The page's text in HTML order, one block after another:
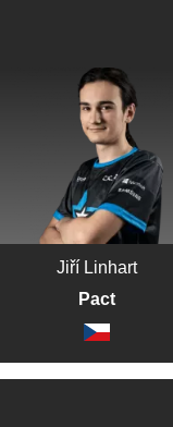
Jiří Linhart
Pact